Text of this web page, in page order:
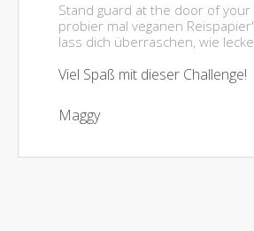
Stand guard at the door of your
probier mal veganen
lass dich überraschen, wie
Viel Spaß mit dieser Challenge!
Maggy